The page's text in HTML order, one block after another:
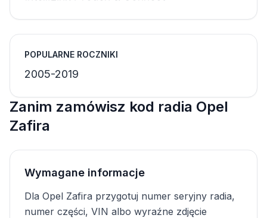
POPULARNE ROCZNIKI
2005-2019
Zanim zamówisz kod radia Opel
Zafira
Wymagane informacje
Dla Opel Zafira przygotuj numer seryjny radia,
numer części, VIN albo wyraźne zdjęcie